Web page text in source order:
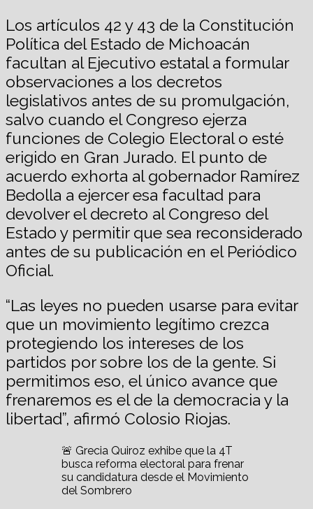
Los artículos 42 y 43 de la Constitución
Política del Estado de Michoacán
facultan al Ejecutivo estatal a formular
observaciones a los decretos
legislativos antes de su promulgación,
salvo cuando el Congreso ejerza
funciones de Colegio Electoral o esté
erigido en Gran Jurado. El punto de
acuerdo exhorta al gobernador Ramírez
Bedolla a ejercer esa facultad para
devolver el decreto al Congreso del
Estado y permitir que sea reconsiderado
antes de su publicación en el Periódico
Oficial.
“Las leyes no pueden usarse para evitar
que un movimiento legítimo crezca
protegiendo los intereses de los
partidos por sobre los de la gente. Si
permitimos eso, el único avance que
frenaremos es el de la democracia y la
libertad”, afirmó Colosio Riojas.
🚨 Grecia Quiroz exhibe que la 4T
busca reforma electoral para frenar
su candidatura desde el Movimiento
del Sombrero